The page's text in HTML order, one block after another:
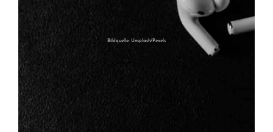
Bildquelle: Unsplash/Pexels